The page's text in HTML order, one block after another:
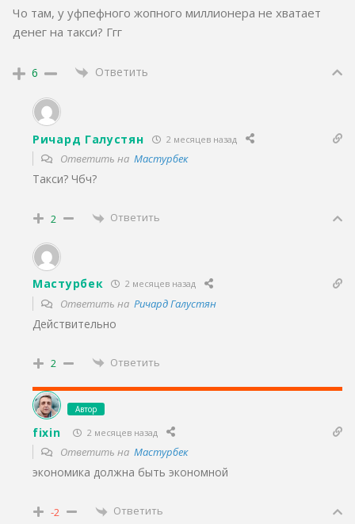
Чо там, у уфпефного жопного миллионера не хватает
денег на такси? Ггг
6 Ответить
Ричард Галустян 2 месяцев назад
Ответить на Мастурбек
Такси? Чбч?
2 Ответить
Мастурбек 2 месяцев назад
Ответить на Ричард Галустян
Действительно
2 Ответить
Автор
fixin 2 месяцев назад
Ответить на Мастурбек
экономика должна быть экономной
-2 Ответить